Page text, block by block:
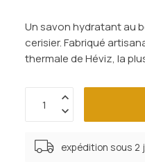
Un savon hydratant au
cerisier. Fabriqué
thermale de Héviz, la
expédition sous 2